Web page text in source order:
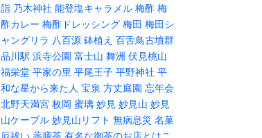
詣 乃木神社 能登塩キャラメル 梅酢 梅
酢カレー 梅酢ドレッシング 梅田 梅田シ
ャングリラ 八百源 鉢植え 百舌鳥古墳群
品川駅 浜寺公園 富士山 舞洲 伏見桃山
福栄堂 平家の里 平尾王子 平野神社 平
和な星から来た人 宝泉 方丈庭園 忘年会
北野天満宮 枚岡 蜜璃 妙見 妙見山 妙見
山ケーブル 妙見山リフト 無病息災 名菓
厄祓い 薬膳茶 有名な御茶のお店とはこ